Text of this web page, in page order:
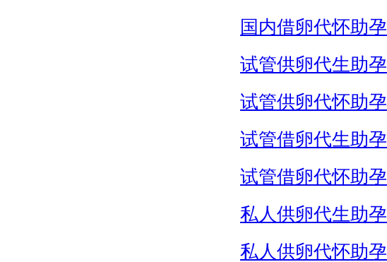
国内借卵代怀助孕
试管供卵代生助孕
试管供卵代怀助孕
试管借卵代生助孕
试管借卵代怀助孕
私人供卵代生助孕
私人供卵代怀助孕